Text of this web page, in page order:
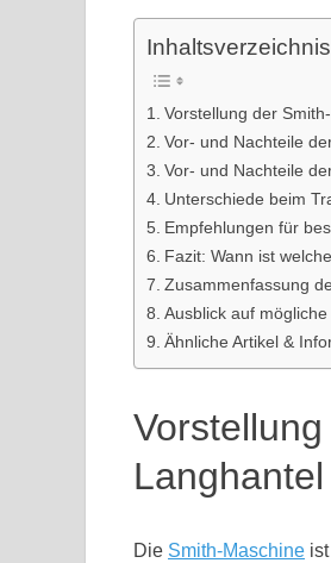
Inhaltsverzeichnis
Vorstellung der
Vor- und Nachteile
Vor- und Nachteile
Unterschiede beim
Empfehlungen für
Fazit: Wann ist
Zusammenfassung
Ausblick auf
Ähnliche Artikel &
Langhantel
Die Smith-Maschine